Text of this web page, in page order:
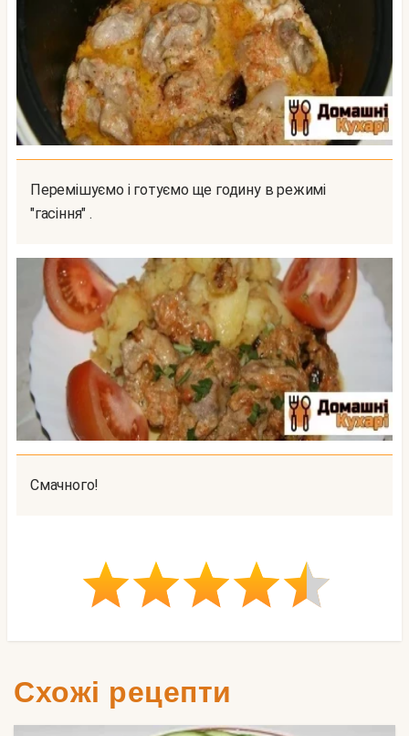
Перемішуємо і готуємо ще годину в режимі
"гасіння" .
Смачного!
Схожі рецепти